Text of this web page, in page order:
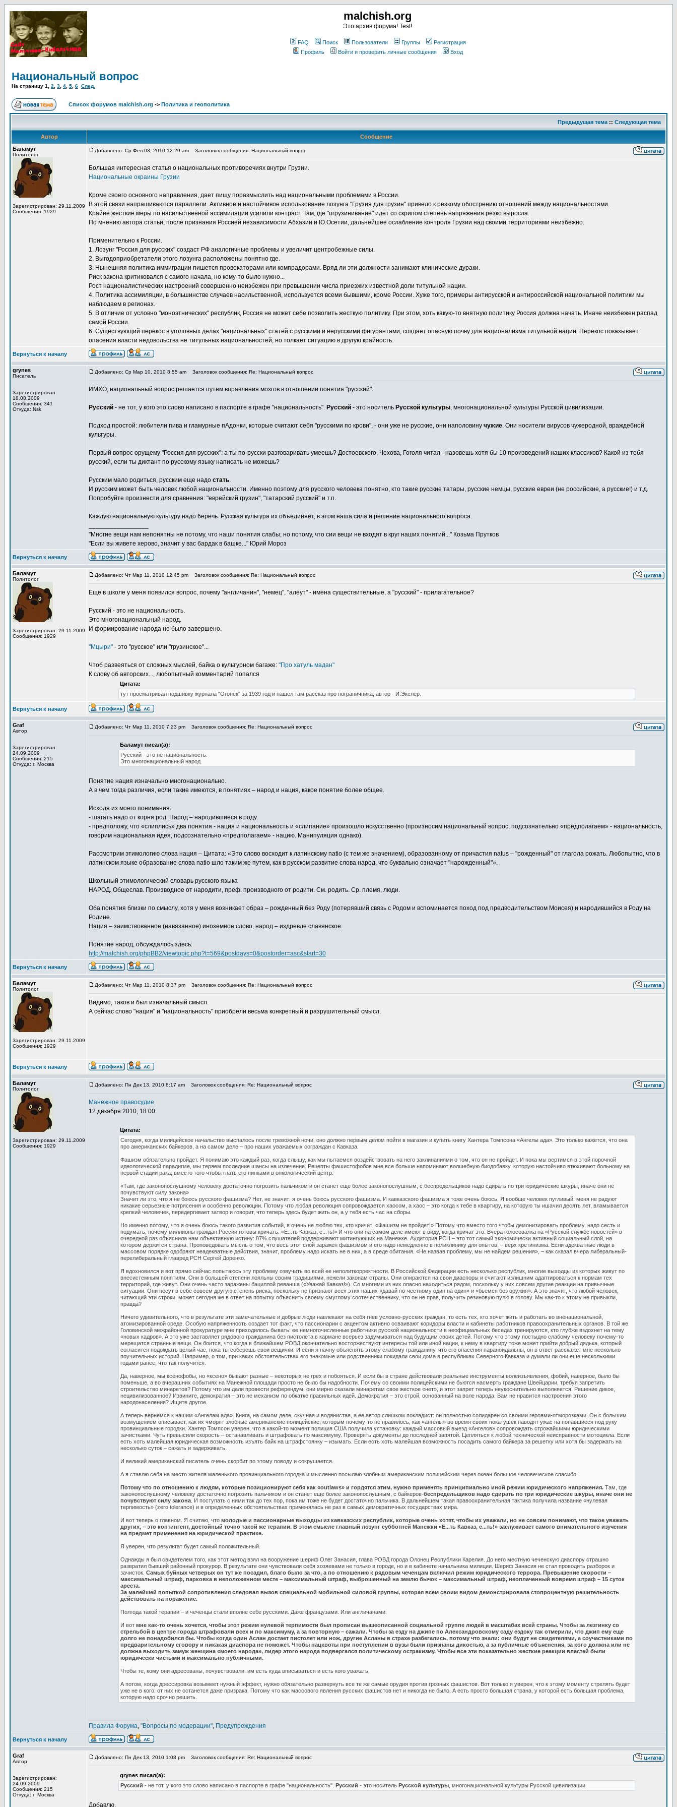
malchish.org
Это архив форума! Test!
FAQ Поиск Пользователи Группы
Регистрация
Профиль
Войти и проверить личные сообщения Вход
Национальный вопрос
На страницу 1 2 3 4 5 6 След.
Список форумов malchish.org -> Политика и геополитика
Предыдущая тема :: Следующая тема
Автор
Сообщение
Баламут
Политолог
Зарегистрирован: 29.11.2009
Сообщения: 1929
Добавлено: Ср Фев 03, 2010 12:29 am Заголовок сообщения: Национальный вопрос
Большая интересная статья о национальных противоречиях внутри Грузии.
Национальные окраины Грузии
Кроме своего основного направления, дает пищу поразмыслить над национальными проблемами в России.
В этой связи напрашиваются параллели. Активное и настойчивое использование лозунга "Грузия для грузин" привело к резкому обострению отношений между национальностями.
Крайне жесткие меры по насильственной ассимиляции усилили контраст. Там, где "огрузинивание" идет со скрипом степень напряжения резко выросла.
По мнению автора статьи, после признания Россией независимости Абхазии и Ю.Осетии, дальнейшее ослабление контроля Грузии над своими территориями неизбежно.
Применительно к России.
1. Лозунг "Россия для русских" создаст РФ аналогичные проблемы и увеличит центробежные силы.
2. Выгодоприобретатели этого лозунга расположены понятно где.
3. Нынешняя политика иммиграции пишется провокаторами или компрадорами. Вряд ли эти должности занимают клинические дураки.
Риск закона критиковался с самого начала, но кому-то было нужно...
Рост националистических настроений совершенно неизбежен при превышении числа приезжих известной доли титульной нации.
4. Политика ассимиляции, в большинстве случаев насильственной, используется всеми бывшими, кроме России. Хуже того, примеры антирусской и антироссийской национальной политики мы
наблюдаем в регионах.
5. В отличие от условно "моноэтнических" республик, Россия не может себе позволить жесткую политику. При этом, хоть какую-то внятную политику Россия должна начать. Иначе неизбежен распад
самой России.
6. Существующий перекос в уголовных делах "национальных" статей с русскими и нерусскими фигурантами, создает опасную почву для национализма титульной нации. Перекос показывает
опасения власти недовольства не титульных национальностей, но толкает ситуацию в другую крайность.
Вернуться к началу
grynes
Писатель
Зарегистрирован:
18.08.2009
Сообщения: 341
Откуда: Nsk
Добавлено: Ср Мар 10, 2010 8:55 am Заголовок сообщения: Re: Национальный вопрос
ИМХО, национальный вопрос решается путем вправления мозгов в отношении понятия "русский".
Русский - не тот, у кого это слово написано в паспорте в графе "национальность". Русский - это носитель Русской культуры, многонациональной культуры Русской цивилизации.
Подход простой: любители пива и гламурные пАдонки, которые считают себя "русскими по крови", - они уже не русские, они наполовину чужие. Они носители вирусов чужеродной, враждебной
культуры.
Первый вопрос орущему "Россия для русских": а ты по-русски разговаривать умеешь? Достоевского, Чехова, Гоголя читал - назовешь хотя бы 10 произведений наших классиков? Какой из тебя
русский, если ты диктант по русскому языку написать не можешь?
Русским мало родиться, русским еще надо стать.
И русским может быть человек любой национальности. Именно поэтому для русского человека понятно, кто такие русские татары, русские немцы, русские евреи (не российские, а русские!) и т.д.
Попробуйте произнести для сравнения: "еврейский грузин", "татарский русский" и т.п.
Каждую национальную культуру надо беречь. Русская культура их объединяет, в этом наша сила и решение национального вопроса.
"Многие вещи нам непонятны не потому, что наши понятия слабы; но потому, что сии вещи не входят в круг наших понятий..." Козьма Прутков
"Если вы живете херово, значит у вас бардак в башке..." Юрий Мороз
Вернуться к началу
Баламут
Политолог
Зарегистрирован: 29.11.2009
Сообщения: 1929
Добавлено: Чт Мар 11, 2010 12:45 pm Заголовок сообщения: Re: Национальный вопрос
Ещё в школе у меня появился вопрос, почему "англичанин", "немец", "алеут" - имена существительные, а "русский" - прилагательное?
Русский - это не национальность.
Это многонациональный народ.
И формирование народа не было завершено.
"Мцыри" - это "русское" или "грузинское"...
Чтоб развеяться от сложных мыслей, байка о культурном багаже: "Про хатуль мадан"
К слову об авторских..., любопытный комментарий попался
Цитата:
тут просматривал подшивку журнала "Огонек" за 1939 год и нашел там рассказ про пограничника, автор - И.Экслер.
Вернуться к началу
Graf
Автор
Зарегистрирован:
24.09.2009
Сообщения: 215
Откуда: г. Москва
Добавлено: Чт Мар 11, 2010 7:23 pm Заголовок сообщения: Re: Национальный вопрос
Баламут писал(а):
Русский - это не национальность.
Это многонациональный народ.
Понятие нация изначально многонационально.
А в чем тогда различия, если такие имеются, в понятиях – народ и нация, какое понятие более общее.
Исходя из моего понимания:
- шагать надо от корня род. Народ – народившиеся в роду.
- предположу, что «слиплись» два понятия - нация и национальность и «слипание» произошло искусственно (произносим национальный вопрос, подсознательно «предполагаем» - национальность,
говорим национальная идея, подсознательно «предполагаем» - нацию. Манипуляция однако).
Рассмотрим этимологию слова нация – Цитата: «Это слово восходит к латинскому natio (с тем же значением), образованному от причастия natus – "рожденный" от глагола рожать. Любопытно, что в
латинском языке образование слова natio шло таким же путем, как в русском развитие слова народ, что буквально означает "нарожденный"».
Школьный этимологический словарь русского языка
НАРОД. Общеслав. Производное от народити, преф. производного от родити. См. родить. Ср. племя, люди.
Оба понятия близки по смыслу, хотя у меня возникает образ – рожденный без Роду (потерявший связь с Родом и вспоминается поход под предводительством Моисея) и народившийся в Роду на
Родине.
Нация – заимствованное (навязанное) иноземное слово, народ – издревле славянское.
Понятие народ, обсуждалось здесь:
http://malchish.org/phpBB2/viewtopic.php?t=569&postdays=0&postorder=asc&start=30
Вернуться к началу
Баламут
Политолог
Зарегистрирован: 29.11.2009
Сообщения: 1929
Добавлено: Чт Мар 11, 2010 8:37 pm Заголовок сообщения: Re: Национальный вопрос
Видимо, таков и был изначальный смысл.
А сейчас слово "нация" и "национальность" приобрели весьма конкретный и разрушительный смысл.
Вернуться к началу
Баламут
Политолог
Зарегистрирован: 29.11.2009
Сообщения: 1929
Добавлено: Пн Дек 13, 2010 8:17 am Заголовок сообщения: Re: Национальный вопрос
Манежное правосудие
12 декабря 2010, 18:00
Цитата:
Сегодня, когда милицейское начальство выспалось после тревожной ночи, оно должно первым делом пойти в магазин и купить книгу Хантера Томпсона «Ангелы ада». Это только кажется, что она
про американских байкеров, а на самом деле – про наших уважаемых сограждан с Кавказа.
Фашизм обязательно пройдет. Я понимаю это каждый раз, когда слышу, как мы пытаемся воздействовать на него заклинаниями о том, что он не пройдет. И пока мы вертимся в этой порочной
идеологической парадигме, мы теряем последние шансы на излечение. Рецепты фашистофобов мне все больше напоминают волшебную биодобавку, которую настойчиво втюхивают больному на
первой стадии рака, вместо того чтобы гнать его пинками в онкологический центр.
«Там, где законопослушному человеку достаточно погрозить пальчиком и он станет еще более законопослушным, с беспредельщиков надо сдирать по три юридические шкуры, иначе они не
почувствуют силу закона»
Значит ли это, что я не боюсь русского фашизма? Нет, не значит: я очень боюсь русского фашизма. И кавказского фашизма я тоже очень боюсь. Я вообще человек пугливый, меня не радуют
никакие серьезные потрясения и особенно революции. Потому что любая революция сопровождается хаосом, а хаос – это когда к тебе в квартиру, на которую ты ишачил десять лет, вламывается
крепкий человечек, передергивает затвор и говорит, что теперь здесь будет жить он, а у тебя есть час на сборы.
Но именно потому, что я очень боюсь такого развития событий, я очень не люблю тех, кто кричит: «Фашизм не пройдет!» Потому что вместо того чтобы демонизировать проблему, надо сесть и
подумать, почему миллионы граждан России готовы кричать: «Е...ть Кавказ, е...ть!» И что они на самом деле имеют в виду, когда кричат это. Вчера голосовалка на «Русской службе новостей» в
очередной раз объяснила нам объективную истину: 87% слушателей поддерживают митингующих на Манежке. Аудитория РСН – это тот самый экономически активный социальный слой, на
котором держится страна. Проповедовать мысль о том, что весь этот слой заражен фашизмом и его надо немедленно в поликлинику для опытов, – верх кретинизма. Если адекватные люди в
массовом порядке одобряют неадекватные действия, значит, проблему надо искать не в них, а в среде обитания. «Не назвав проблему, мы не найдем решения», – как сказал вчера либеральный-
перелиберальный главред РСН Сергей Доренко.
Я вдохновился и вот прямо сейчас попытаюсь эту проблему озвучить во всей ее неполиткорректности. В Российской Федерации есть несколько республик, многие выходцы из которых живут по
внесистемным понятиям. Они в большей степени лояльны своим традициями, нежели законам страны. Они опираются на свои диаспоры и считают излишним адаптироваться к нормам тех
территорий, где живут. Они очень часто заражены бациллой реванша («Уважай Кавказ!»). Со многими из них опасно находиться рядом, поскольку у них совсем другие реакции на привычные
ситуации. Они несут в себе совсем другую степень риска, поскольку не признают всех этих наших «давай по-честному один на один» и «бьемся без оружия». А это значит, что любой человек,
читающий эти строки, может сегодня же в ответ на попытку объяснить своему смуглому соотечественнику, что он не прав, получить резиновую пулю в голову. Мы как-то к этому не привыкли,
правда?
Ничего удивительного, что в результате эти замечательные и добрые люди навлекают на себя гнев условно-русских граждан, то есть тех, кто хочет жить и работать во вненациональной,
атомизированной среде. Особую напряженность создает тот факт, что пассионарии с акцентом активно осваивают коридоры власти и кабинеты работников правоохранительных органов. В той же
Головинской межрайонной прокуратуре мне приходилось бывать: ее немногочисленные работники русской национальности в неофициальных беседах тренируются, кто глубже вздохнет на тему
«новых кадров». А это уже заставляет рядового гражданина без пистолета в кармане всерьез задумываться над будущим своих детей. Потому что этому постыдно слабому человеку почему-то
мерещатся странные вещи. Он боится, что когда в ближайшем РОВД окончательно восторжествуют интересы той или иной нации, к нему в квартиру тоже может прийти добрый дядька, который
согласится подождать целый час, пока ты соберешь свои вещички. И если я начну объяснять этому слабому гражданину, что его опасения параноидальны, он в ответ расскажет мне несколько
поучительных историй. Например, о том, при каких обстоятельствах его знакомые или родственники покидали свои дома в республиках Северного Кавказа и думали ли они еще несколькими
годами ранее, что так получится.
Да, наверное, мы ксенофобы, но «ксено» бывают разные – некоторых не грех и побояться. И если бы в стране действовали реальные инструменты волеизъявления, фобий, наверное, было бы
поменьше, а во вчерашних событиях на Манежной площади просто не было бы надобности. Почему со своими полицейскими не бьются насмерть граждане Швейцарии, требуя запретить
строительство минаретов? Потому что им дали провести референдум, они мирно сказали минаретам свое жесткое «нет», и этот запрет теперь неукоснительно выполняется. Решение дикое,
нецивилизованное? Извините, демократия – это не механизм по обкатке правильных идей. Демократия – это строй, основанный на воле народа. Вам не нравится настроения этого
народонаселения? Ищите другое.
А теперь вернемся к нашим «Ангелам ада». Книга, на самом деле, скучная и водянистая, а ее автор слишком покладист: он полностью солидарен со своими героями-отморозками. Он с большим
возмущением описывает, как их чморят злобные американские полицейские, которым почему-то не нравилось, как «ангелы» во время своих покатушек наводят ужас на попавшиеся под руку
провинциальные городки. Хантер Томпсон уверен, что в какой-то момент полиция США получила установку: каждый массовый выезд «Ангелов» сопровождать строжайшими юридическими
зачистками. Чуть превысили скорость – останавливать и штрафовать по максимуму. Проверять документы до последней запятой. Цепляться к любой технической неисправности мотоцикла. Если
есть хоть малейшая юридическая возможность изъять байк на штрафстоянку – изымать. Если есть хоть малейшая возможность посадить самого байкера за решетку или хотя бы задержать на
несколько суток – сажать и задерживать.
И великий американский писатель очень скорбит по этому поводу и сокрушается.
А я ставлю себя на место жителя маленького провинциального городка и мысленно посылаю злобным американским полицейским через океан большое человеческое спасибо.
Потому что по отношению к людям, которые позиционируют себя как «outlaws» и гордятся этим, нужно применять принципиально иной режим юридического напряжения. Там, где
законопослушному человеку достаточно погрозить пальчиком и он станет еще более законопослушным, с байкеров-беспредельщиков надо сдирать по три юридические шкуры, иначе они не
почувствуют силу закона. И поступать с ними так до тех пор, пока им тоже не будет достаточно пальчика. В дальнейшем такая правоохранительная тактика получила название «нулевая
терпимость» (zero tolerance) и в определенных обстоятельствах применялась не раз в самых демократичных государствах мира.
И вот теперь о главном. Я считаю, что молодые и пассионарные выходцы из кавказских республик, которые очень хотят, чтобы их уважали, но не совсем понимают, что такое уважать
других, – это контингент, достойный точно такой же терапии. В этом смысле главный лозунг субботней Манежки «Е...ть Кавказ, е...ть!» заслуживает самого внимательного изучения
на предмет применения на юридической практике.
Я уверен, что результат будет самый положительный.
Однажды я был свидетелем того, как этот метод взял на вооружение шериф Олег Занасия, глава РОВД города Олонец Республики Карелия. До него местную чеченскую диаспору страшно
развратил бывший районный прокурор. В результате они чувствовали себя хозяевами не только в городе, но и в кабинете начальника милиции. Шериф Занасия не стал проводить разборок и
зачисток. Самых буйных четверых он тут же посадил, благо было за что, а по отношению к рядовым чеченцам включил режим юридического террора. Превышение скорости –
максимальный штраф, парковка в неположенном месте – максимальный штраф, выброшенный на землю бычок – максимальный штраф, неоплаченный вовремя штраф – 15 суток
ареста.
За малейшей попыткой сопротивления следовал вызов специальной мобильной силовой группы, которая всем своим видом демонстрировала стопроцентную решительность
действовать на поражение.
Полгода такой терапии – и чеченцы стали вполне себе русскими. Даже французами. Или англичанами.
И вот мне как-то очень хочется, чтобы этот режим нулевой терпимости был прописан вышеописанной социальной группе людей в масштабах всей страны. Чтобы за лезгинку со
стрельбой в центре города штрафовали всех и по максимуму, а за повторную – сажали. Чтобы за езду на джипе по Александровскому саду ездоку так отмерили, что джип ему еще
долго не понадобился бы. Чтобы когда один Аслан достает пистолет или нож, другие Асланы в страхе разбегались, потому что знали: они будут не свидетелями, а соучастниками по
предварительному сговору и никакая диаспора не поможет. Чтобы нацквоты при поступлении в вузы были признаны дикостью, а за публичные объяснения, за кого должна или не
должна выходить замуж женщина «моего народа», лидер этого народа подвергался политическому остракизму. Чтобы все эти показательно жесткие реакции властей были
юридически чистыми и максимально публичными.
Чтобы те, кому они адресованы, почувствовали: им есть куда вписываться и есть кого уважать.
А потом, когда дрессировка возымеет нужный эффект, нужно обязательно развернуть все те же самые орудия против грозных фашистов. Вот только я уверен, что к этому моменту стрелять будет
уже не в кого: от них не останется даже призрака. Потому что как массового явления русских фашистов нет и никогда не было. А есть просто большая страна, у которой есть большая проблема,
которую надо срочно решить.
Правила Форума, "Вопросы по модерации", Предупреждения
Вернуться к началу
Graf
Автор
Зарегистрирован:
24.09.2009
Сообщения: 215
Откуда: г. Москва
Добавлено: Пн Дек 13, 2010 1:08 pm Заголовок сообщения: Re: Национальный вопрос
grynes писал(а):
Русский - не тот, у кого это слово написано в паспорте в графе "национальность". Русский - это носитель Русской культуры, многонациональной культуры Русской цивилизации.
Добавлю.